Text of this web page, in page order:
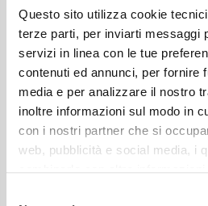
Questo sito utilizza cookie
terze parti, per inviarti messaggi
servizi in linea con le tue
contenuti ed annunci, per fornire
media e per analizzare il nostro
inoltre informazioni sul modo in
con i nostri partner che si
web, pubblicità e social media, i
Tipo Di Carburante
Normativa Euro
Dettaglio